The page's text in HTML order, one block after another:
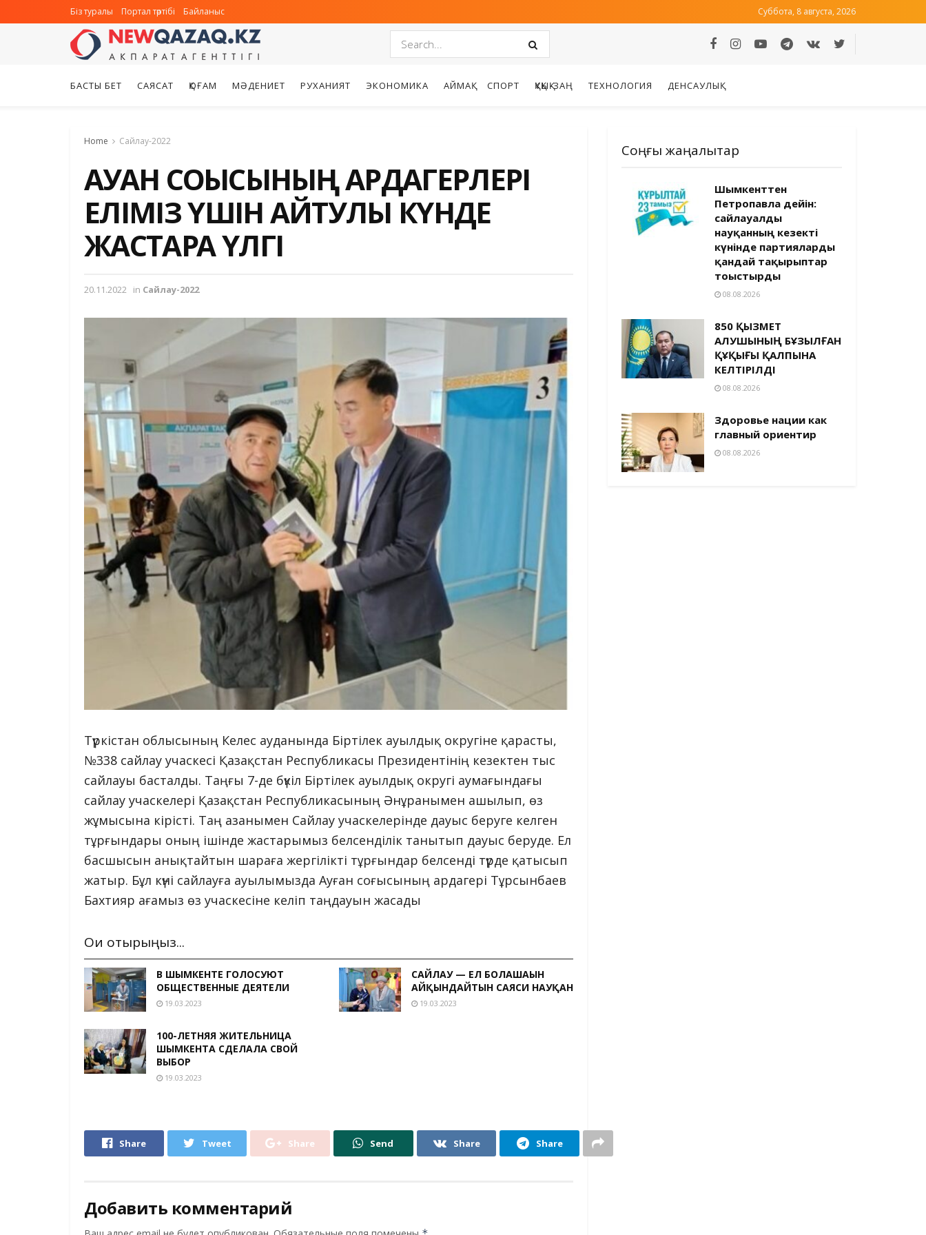
Біз туралы Портал тәртібі Байланыс Суббота, 8 августа, 2026
БАСТЫ БЕТ САЯСАТ ҚОҒАМ МӘДЕНИЕТ РУХАНИЯТ ЭКОНОМИКА АЙМАҚ СПОРТ ҚҰҚЫҚ-ЗАҢ ТЕХНОЛОГИЯ ДЕНСАУЛЫҚ
Home Сайлау-2022
АУҒАН СОҒЫСЫНЫҢ АРДАГЕРЛЕРІ
ЕЛІМІЗ ҮШІН АЙТУЛЫ КҮНДЕ
ЖАСТАРҒА ҮЛГІ
20.11.2022 in Сайлау-2022
Түркістан облысының Келес ауданында Біртілек ауылдық округіне қарасты,
№338 сайлау учаскесі Қазақстан Республикасы Президентінің кезектен тыс
сайлауы басталды. Таңғы 7-де бүкіл Біртілек ауылдық округі аумағындағы
сайлау учаскелері Қазақстан Республикасының Әнұранымен ашылып, өз
жұмысына кірісті. Таң азанымен Сайлау учаскелерінде дауыс беруге келген
тұрғындары оның ішінде жастарымыз белсенділік танытып дауыс беруде. Ел
басшысын анықтайтын шараға жергілікті тұрғындар белсенді түрде қатысып
жатыр. Бұл күні сайлауға ауылымызда Ауған соғысының ардагері Тұрсынбаев
Бахтияр ағамыз өз учаскесіне келіп таңдауын жасады
Оқи отырыңыз...
В ШЫМКЕНТЕ ГОЛОСУЮТ
ОБЩЕСТВЕННЫЕ ДЕЯТЕЛИ
19.03.2023
САЙЛАУ — ЕЛ БОЛАШАҒЫН
АЙҚЫНДАЙТЫН САЯСИ НАУҚАН
19.03.2023
100-ЛЕТНЯЯ ЖИТЕЛЬНИЦА
ШЫМКЕНТА СДЕЛАЛА СВОЙ
ВЫБОР
19.03.2023
Share Tweet Share Send Share Share
Добавить комментарий
Соңғы жаңалықтар
Шымкенттен
Петропавлға дейін:
сайлауалды
науқанның кезекті
күнінде партияларды
қандай тақырыптар
тоғыстырды
08.08.2026
850 ҚЫЗМЕТ
АЛУШЫНЫҢ БҰЗЫЛҒАН
ҚҰҚЫҒЫ ҚАЛПЫНА
КЕЛТІРІЛДІ
08.08.2026
Здоровье нации как
главный ориентир
08.08.2026